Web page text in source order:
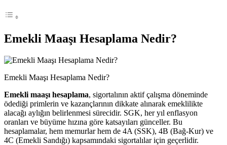
Emekli Maaşı Hesaplama Nedir?
Emekli Maaşı Hesaplama Nedir?
Emekli maaşı hesaplama, sigortalının aktif çalışma döneminde
ödediği primlerin ve kazançlarının dikkate alınarak emeklilikte
alacağı aylığın belirlenmesi sürecidir. SGK, her yıl enflasyon
oranları ve büyüme hızına göre katsayıları günceller. Bu
hesaplamalar, hem memurlar hem de 4A (SSK), 4B (Bağ-Kur) ve
4C (Emekli Sandığı) kapsamındaki sigortalılar için geçerlidir.